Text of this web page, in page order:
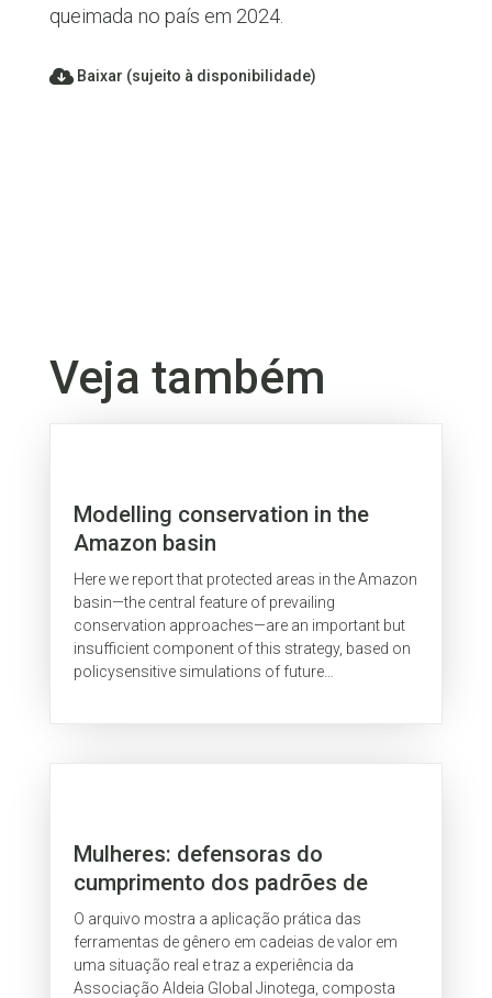
queimada no país em 2024.
Baixar (sujeito à disponibilidade)
Veja também
Modelling conservation in the
Amazon basin
Here we report that protected areas in the Amazon
basin—the central feature of prevailing
conservation approaches—are an important but
insufficient component of this strategy, based on
policysensitive simulations of future
Mulheres: defensoras do
cumprimento dos padrões de
certificação
O arquivo mostra a aplicação prática das
ferramentas de gênero em cadeias de valor em
uma situação real e traz a experiência da
Associação Aldeia Global Jinotega, composta